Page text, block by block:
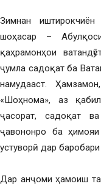
Зимнан
шоҳасар –
қаҳрамонҳои
ҷумла садоқат ба
намудааст.
«Шоҳнома», аз
ҷасорат, садоқат
ҷавононро ба
устуворӣ дар
Дар анҷоми ҳамоиш